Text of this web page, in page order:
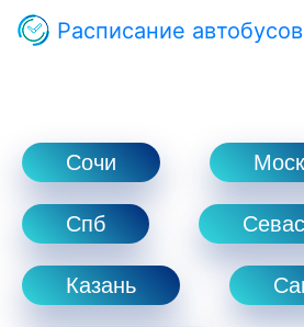
Расписание
Сочи
Спб
Казань